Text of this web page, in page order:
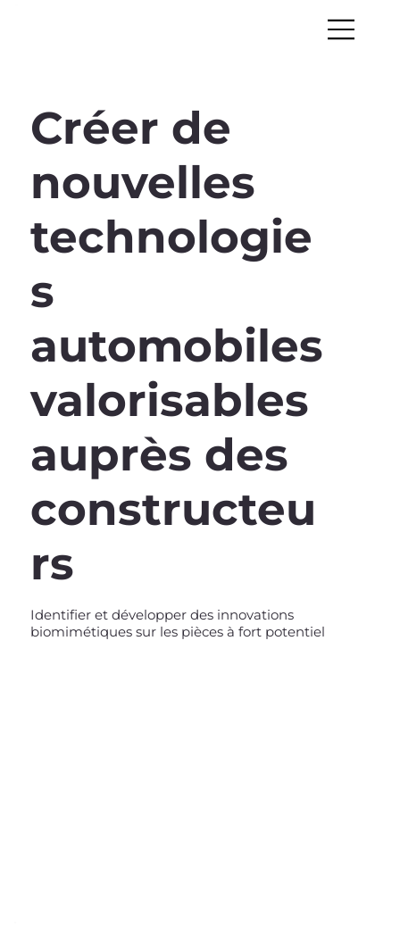
Créer de
nouvelles
technologie
s
automobiles
valorisables
auprès des
constructeu
rs
Identifier et développer des innovations
biomimétiques sur les pièces à fort potentiel